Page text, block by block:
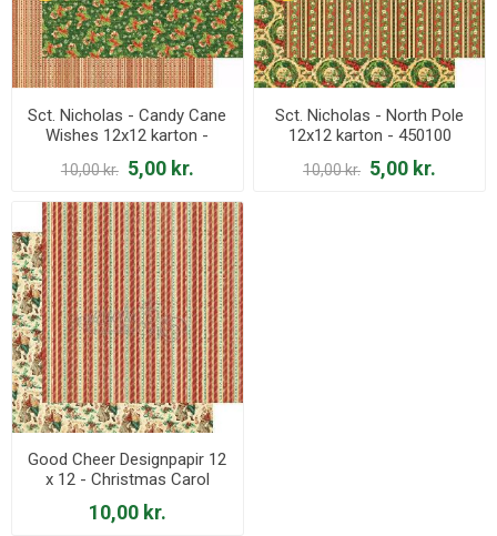
Sct. Nicholas - Candy Cane
Wishes 12x12 karton -
10,00 kr. 5,00 kr.
Sct. Nicholas - North Pole
12x12 karton - 450100
10,00 kr. 5,00 kr.
Good Cheer Designpapir 12
x 12 - Christmas Carol
10,00 kr.